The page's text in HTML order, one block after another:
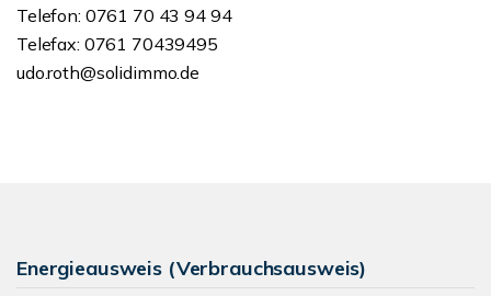
Telefon: 0761 70 43 94 94
Telefax: 0761 70439495
udo.roth@solidimmo.de
Energieausweis (Verbrauchsausweis)